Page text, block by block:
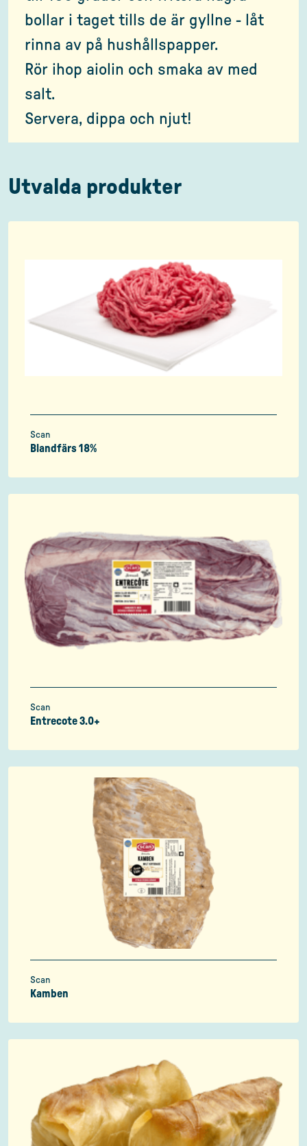
bollar i taget tills de är gyllne - låt
rinna av på hushållspapper.
Rör ihop aiolin och smaka av med
salt.
Servera, dippa och njut!
Utvalda produkter
Scan
Blandfärs 18%
Scan
Entrecote 3.0+
Scan
Kamben